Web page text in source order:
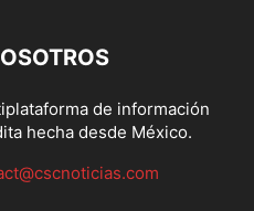
de información
hecha desde México.